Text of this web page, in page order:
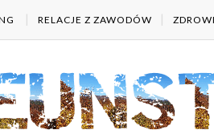
RELACJE Z ZAWODÓW